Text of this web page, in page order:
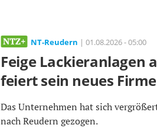
NT-Reudern | 01.08.2026 - 05:00
Feige Lackieranlagen
feiert sein neues
Das Unternehmen hat sich
nach Reudern gezogen.